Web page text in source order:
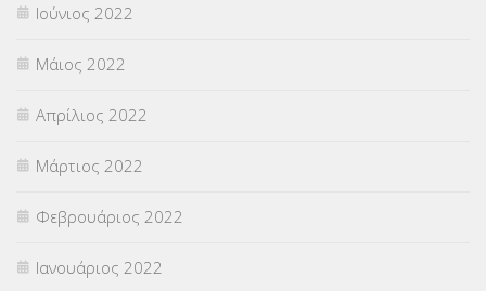
Ιούνιος 2022
Μάιος 2022
Απρίλιος 2022
Μάρτιος 2022
Φεβρουάριος 2022
Ιανουάριος 2022